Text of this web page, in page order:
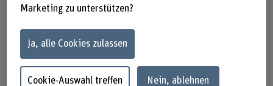
Forschungseinheit(en)
Förderorganisation
Marketing zu unterstützen?
Ja, alle Cookies zulassen
Cookie-Auswahl treffen Nein, ablehnen